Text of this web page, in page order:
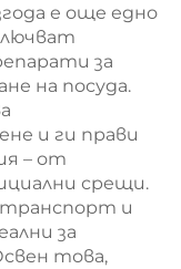
е още едно
за
на посуда.
и ги прави
– от
срещи.
транспорт и
за
това,